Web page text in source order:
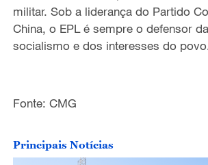
militar. Sob a liderança do Partido
China, o EPLé sempre o defensor
socialismo e dos interesses do
Fonte: CMG
Principais Notícias